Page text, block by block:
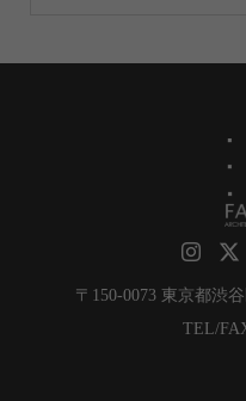
〒150-0073 東京都渋
TEL/